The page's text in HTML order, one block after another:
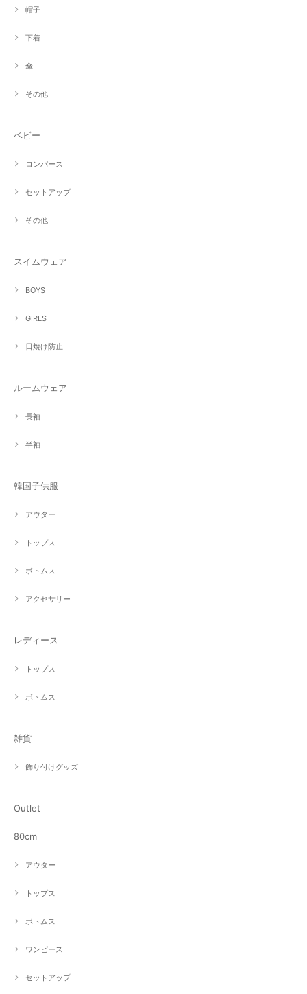
帽子
下着
傘
その他
ベビー
ロンパース
セットアップ
その他
スイムウェア
BOYS
GIRLS
日焼け防止
ルームウェア
長袖
半袖
韓国子供服
アウター
トップス
ボトムス
アクセサリー
レディース
トップス
ボトムス
雑貨
飾り付けグッズ
Outlet
80cm
アウター
トップス
ボトムス
ワンピース
セットアップ